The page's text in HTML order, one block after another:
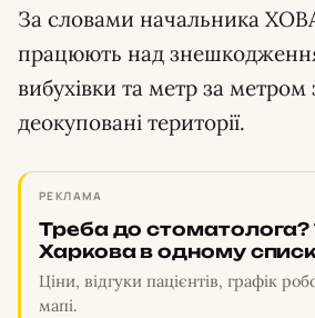
За словами начальника
працюють над
вибухівки та метр за
деокуповані території.
РЕКЛАМА
Треба до стоматолога?
Харкова в одному
Ціни, відгуки пацієнтів, графік
мапі.